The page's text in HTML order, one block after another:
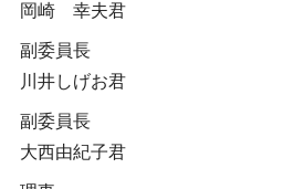
岡崎 幸夫君
副委員長
川井しげお君
副委員長
大西由紀子君